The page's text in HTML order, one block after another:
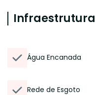
Infraestrutura
Água Encanada
Rede de Esgoto